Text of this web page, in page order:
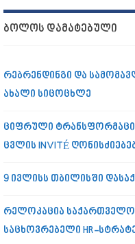
ᲑᲝᲚᲝᲡ ᲓᲐᲛᲐᲢᲔᲑᲣᲚᲘ
რებრენდინგი და
ახალი სიცოცხლე
ციფრული
ცვლის INVITÉ
9 ივლისს თბილისში
რელოკაცია
საცხოვრებელი HR-